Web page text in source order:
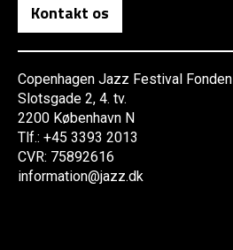
Kontakt os
Copenhagen Jazz Festival Fonden
Slotsgade 2, 4. tv.
2200 København N
Tlf.: +45 3393 2013
CVR: 75892616
information@jazz.dk